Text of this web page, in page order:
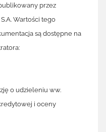
przez
Wartości tego
są dostępne na
o udzieleniu ww.
i oceny